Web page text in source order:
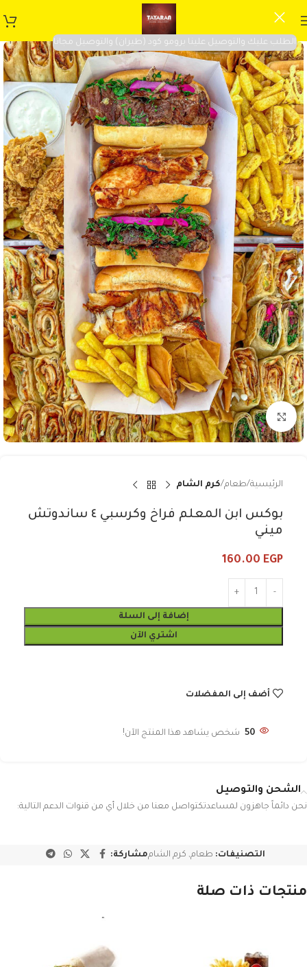
الطلب عليك والتوصيل علينا برومو كود (طيران) والتوصيل مجانا
Click to enlarge
الرئيسية طعام كرم الشام
بوكس ابن المعلم فراخ وكرسبي ٤ ساندوتش
ميني
160.00 EGP
إضافة إلى السلة
اشتري الآن
أضف إلى المفضلات
50 شخص يشاهد هذا المنتج الآن!
الشحن والتوصيل
نحن دائماً جاهزون لمساعدتكتواصل معنا من خلال أي من قنوات الدعم التالية:
التصنيفات: طعام, كرم الشاممشاركة:
منتجات ذات صلة